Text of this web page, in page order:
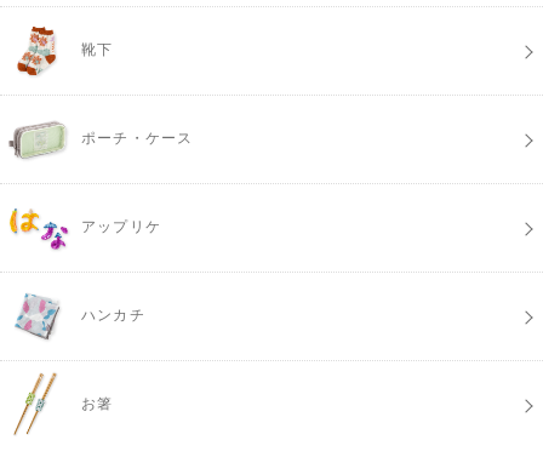
靴下
ポーチ・ケース
アップリケ
ハンカチ
お箸